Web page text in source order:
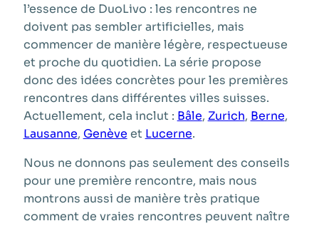
l’essence de DuoLivo : les rencontres ne
doivent pas sembler artificielles, mais
commencer de manière légère, respectueuse
et proche du quotidien. La série propose
donc des idées concrètes pour les premières
rencontres dans différentes villes suisses.
Actuellement, cela inclut : Bâle, Zurich, Berne,
Lausanne, Genève et Lucerne.
Nous ne donnons pas seulement des conseils
pour une première rencontre, mais nous
montrons aussi de manière très pratique
comment de vraies rencontres peuvent naître